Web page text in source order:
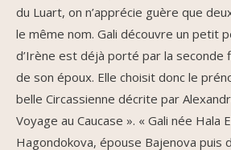
du Luart, on n’apprécie guère que
le même nom. Gali découvre un petit
d’Irène est déjà porté par la seconde
de son époux. Elle choisit donc le
belle Circassienne décrite par
Voyage au Caucase ». « Gali née Hala
Hagondokova, épouse Bajenova puis